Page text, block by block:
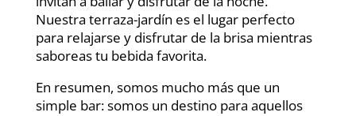
Nuestra terraza-jardín es el lugar perfecto
para relajarse y disfrutar de la brisa mientras
saboreas tu bebida favorita.
En resumen, somos mucho más que un
simple bar: somos un destino para aquellos